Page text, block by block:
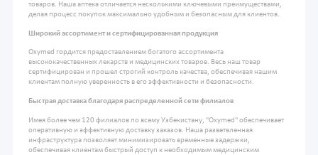
товаров. Наша аптека отличается несколькими ключевыми преимуществами,
делая процесс покупок максимально удобным и безопасным для клиентов.
Широкий ассортимент и сертифицированная продукция
Oxymed гордится предоставлением богатого ассортимента
высококачественных лекарств и медицинских товаров. Весь наш товар
сертифицирован и прошел строгий контроль качества, обеспечивая нашим
клиентам полную уверенность в его эффективности и безопасности.
Быстрая доставка благодаря распределенной сети филиалов
Имея более чем 120 филиалов по всему Узбекистану, "Oxymed" обеспечивает
оперативную и эффективную доставку заказов. Наша разветвленная
инфраструктура позволяет минимизировать временные задержки,
обеспечивая клиентам быстрый доступ к необходимым медицинским